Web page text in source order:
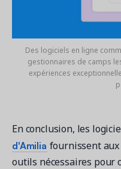
Des logiciels en ligne
gestionnaires de camps
expériences
En conclusion, les
d'Amilia fournissent
outils nécessaires pour